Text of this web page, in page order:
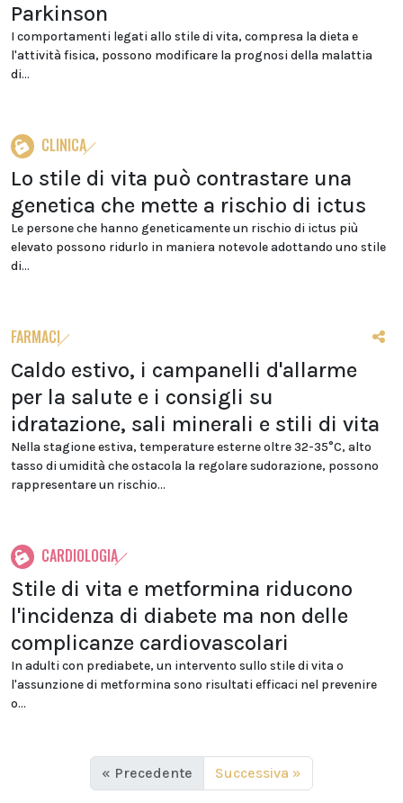
Parkinson
I comportamenti legati allo stile di vita, compresa la dieta e
l'attività fisica, possono modificare la prognosi della malattia
di...
CLINICA
Lo stile di vita può contrastare una
genetica che mette a rischio di ictus
Le persone che hanno geneticamente un rischio di ictus più
elevato possono ridurlo in maniera notevole adottando uno stile
di...
FARMACI
Caldo estivo, i campanelli d'allarme
per la salute e i consigli su
idratazione, sali minerali e stili di vita
Nella stagione estiva, temperature esterne oltre 32-35°C, alto
tasso di umidità che ostacola la regolare sudorazione, possono
rappresentare un rischio...
CARDIOLOGIA
Stile di vita e metformina riducono
l'incidenza di diabete ma non delle
complicanze cardiovascolari
In adulti con prediabete, un intervento sullo stile di vita o
l'assunzione di metformina sono risultati efficaci nel prevenire
o...
« Precedente Successiva »